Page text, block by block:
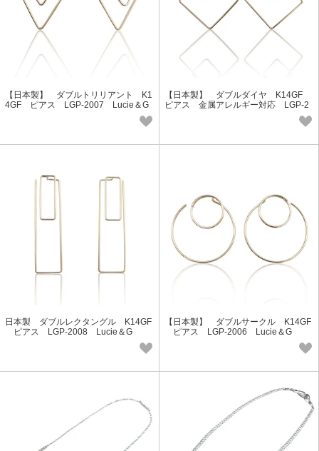
【日本製】 ダブルトリリアント K1
4GF ピアス LGP-2007 Lucie＆G
【日本製】 ダブルダイヤ K14GF
ピアス 金属アレルギー対応 LGP-2
日本製 ダブルレクタングル K14GF
ピアス LGP-2008 Lucie＆G
【日本製】 ダブルサークル K14GF
ピアス LGP-2006 Lucie＆G